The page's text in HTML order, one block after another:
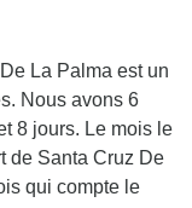
La Palma est un
Nous avons 6
8 jours. Le mois le
de Santa Cruz De
qui compte le